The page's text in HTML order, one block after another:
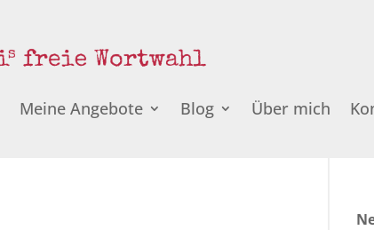
Meine Angebote Blog Über mich